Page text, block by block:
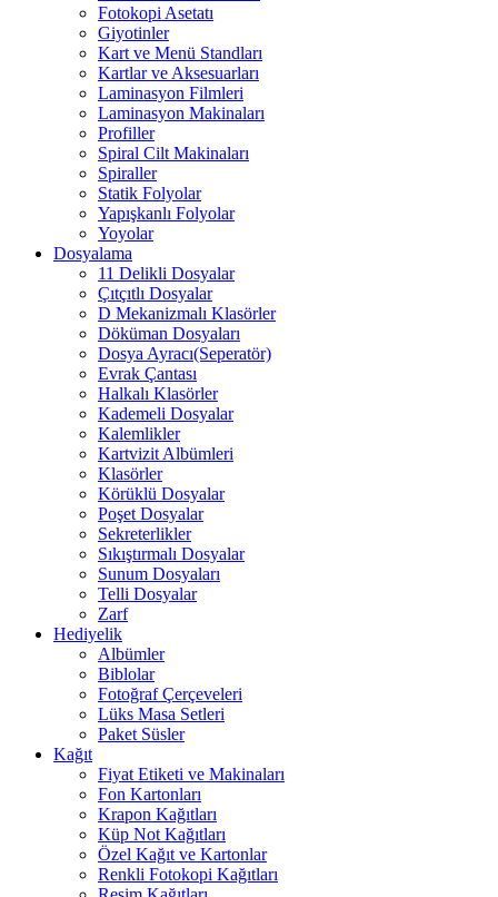
Fotokopi Asetatı
Giyotinler
Kart ve Menü Standları
Kartlar ve Aksesuarları
Laminasyon Filmleri
Laminasyon Makinaları
Profiller
Spiral Cilt Makinaları
Spiraller
Statik Folyolar
Yapışkanlı Folyolar
Yoyolar
Dosyalama
11 Delikli Dosyalar
Çıtçıtlı Dosyalar
D Mekanizmalı Klasörler
Döküman Dosyaları
Dosya Ayracı(Seperatör)
Evrak Çantası
Halkalı Klasörler
Kademeli Dosyalar
Kalemlikler
Kartvizit Albümleri
Klasörler
Körüklü Dosyalar
Poşet Dosyalar
Sekreterlikler
Sıkıştırmalı Dosyalar
Sunum Dosyaları
Telli Dosyalar
Zarf
Hediyelik
Albümler
Biblolar
Fotoğraf Çerçeveleri
Lüks Masa Setleri
Paket Süsler
Kağıt
Fiyat Etiketi ve Makinaları
Fon Kartonları
Krapon Kağıtları
Küp Not Kağıtları
Özel Kağıt ve Kartonlar
Renkli Fotokopi Kağıtları